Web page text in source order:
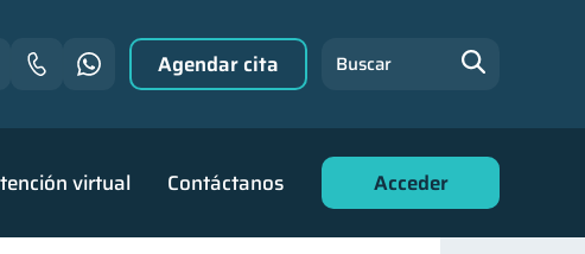
virtual Contáctanos Acceder
Agendar cita Buscar